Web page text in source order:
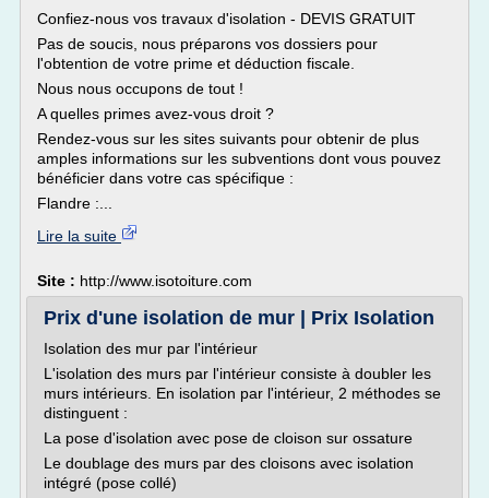
Confiez-nous vos travaux d'isolation - DEVIS GRATUIT
Pas de soucis, nous préparons vos dossiers pour
l'obtention de votre prime et déduction fiscale.
Nous nous occupons de tout !
A quelles primes avez-vous droit ?
Rendez-vous sur les sites suivants pour obtenir de plus
amples informations sur les subventions dont vous pouvez
bénéficier dans votre cas spécifique :
Flandre :...
Lire la suite
Site : http://www.isotoiture.com
Prix d'une isolation de mur | Prix Isolation
Isolation des mur par l'intérieur
L'isolation des murs par l'intérieur consiste à doubler les
murs intérieurs. En isolation par l'intérieur, 2 méthodes se
distinguent :
La pose d'isolation avec pose de cloison sur ossature
Le doublage des murs par des cloisons avec isolation
intégré (pose collé)